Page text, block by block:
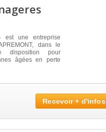
est une entreprise
dans le
pour
âgées en perte
Recevoir + d'infos